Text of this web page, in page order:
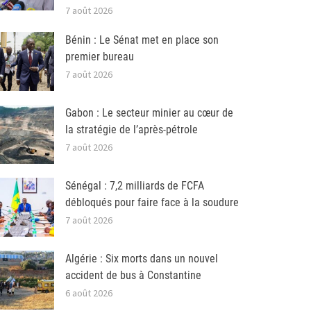
7 août 2026
Bénin : Le Sénat met en place son
premier bureau
7 août 2026
Gabon : Le secteur minier au cœur de
la stratégie de l’après-pétrole
7 août 2026
Sénégal : 7,2 milliards de FCFA
débloqués pour faire face à la soudure
7 août 2026
Algérie : Six morts dans un nouvel
accident de bus à Constantine
6 août 2026